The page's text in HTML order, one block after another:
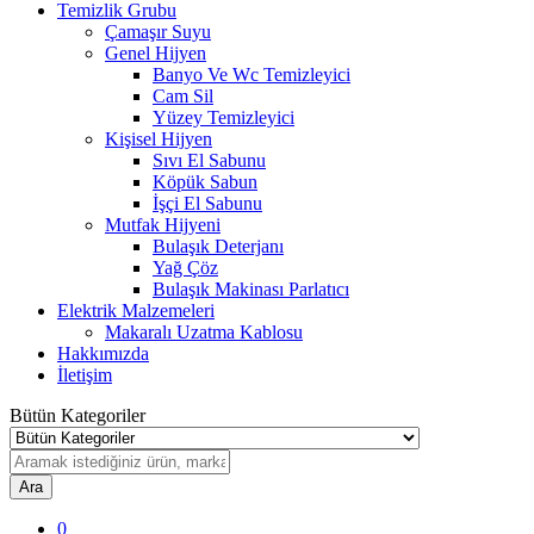
Temizlik Grubu
Çamaşır Suyu
Genel Hijyen
Banyo Ve Wc Temizleyici
Cam Sil
Yüzey Temizleyici
Kişisel Hijyen
Sıvı El Sabunu
Köpük Sabun
İşçi El Sabunu
Mutfak Hijyeni
Bulaşık Deterjanı
Yağ Çöz
Bulaşık Makinası Parlatıcı
Elektrik Malzemeleri
Makaralı Uzatma Kablosu
Hakkımızda
İletişim
Bütün Kategoriler
Ara
0